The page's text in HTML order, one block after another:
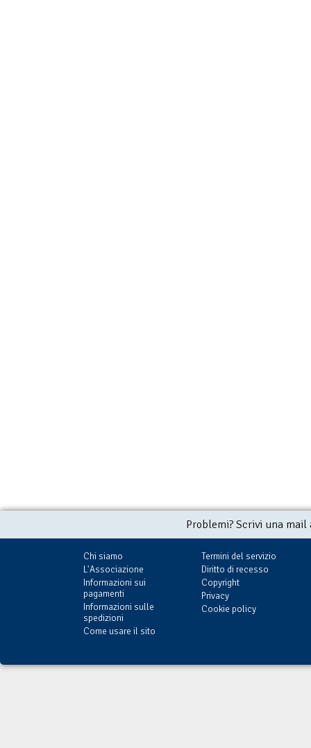
Problemi? Scrivi una
Chi siamo
L'Associazione
Informazioni sui
pagamenti
Informazioni sulle
spedizioni
Come usare il sito
Termini del servizio
Diritto di recesso
Copyright
Privacy
Cookie policy